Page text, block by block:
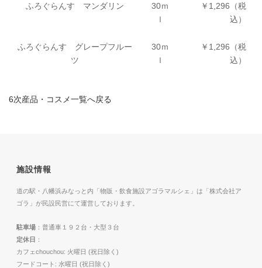
ふろぐらんす マンダリン
30ｍ
ｌ
￥1,296（税
込）
ふろぐらんす グレープフルー
ツ
30ｍ
ｌ
￥1,296（税
込）
6次産品・コスメ一覧へ戻る
施設情報
道の駅・八幡浜みなっと内「物販・飲食施設アゴラマルシェ」は「株式会社ア
ゴラ」が民設民営にて運営しております。
駐車場 ：普通車１９２台・大型３台
定休日 ：
カフェchouchou: 火曜日 (祝日除く)
フードコート: 水曜日 (祝日除く)